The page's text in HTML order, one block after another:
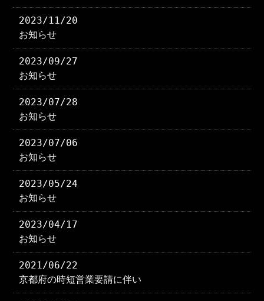
2023/11/20
お知らせ
2023/09/27
お知らせ
2023/07/28
お知らせ
2023/07/06
お知らせ
2023/05/24
お知らせ
2023/04/17
お知らせ
2021/06/22
京都府の時短営業要請に伴い